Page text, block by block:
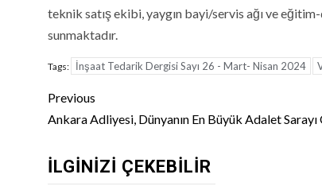
teknik satış ekibi, yaygın bayi/servis ağı ve
sunmaktadır.
Tags: İnşaat Tedarik Dergisi Sayı 26 - Mart- Nisan 2024
Continue
Reading
Previous
Ankara Adliyesi, Dünyanın En Büyük Adalet
İLGINIZI ÇEKEBILIR